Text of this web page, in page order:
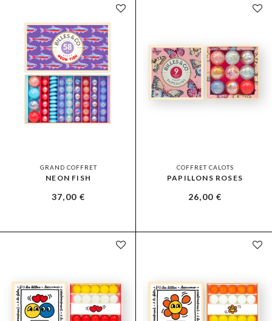
GRAND COFFRET
NEON FISH
37,00€
COFFRET CALOTS
PAPILLONS ROSES
26,00€